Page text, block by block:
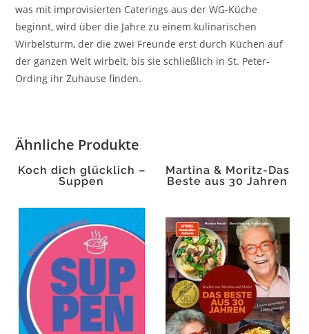
was mit improvisierten Caterings aus der WG-Küche
beginnt, wird über die Jahre zu einem kulinarischen
Wirbelsturm, der die zwei Freunde erst durch Küchen auf
der ganzen Welt wirbelt, bis sie schließlich in St. Peter-
Ording ihr Zuhause finden.
Ähnliche Produkte
Koch dich glücklich –
Suppen
Martina & Moritz-Das
Beste aus 30 Jahren